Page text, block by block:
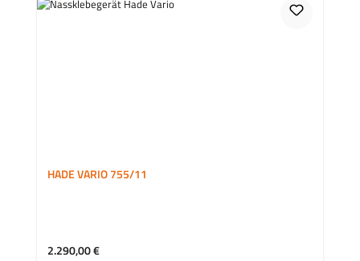
HADE VARIO 755/11
Regulärer Preis:
2.290,00 €